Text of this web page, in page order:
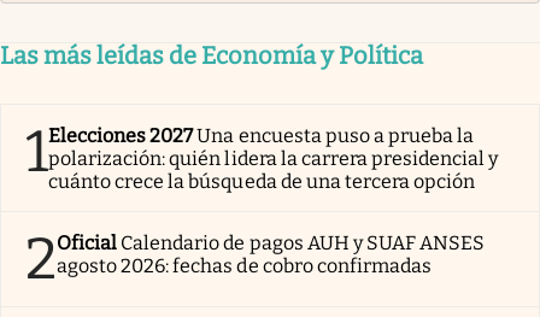
Las más leídas de Economía y Política
1Elecciones 2027Una encuesta puso a prueba la
polarización: quién lidera la carrera presidencial y
cuánto crece la búsqueda de una tercera opción
2Oficial Calendario de pagos AUH y SUAF ANSES
agosto 2026: fechas de cobro confirmadas